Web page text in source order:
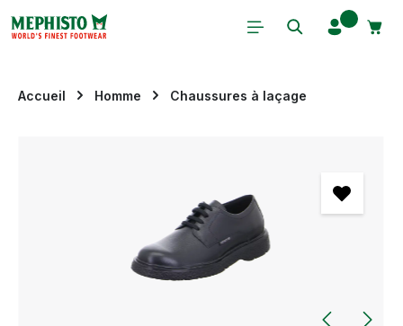
Passer au contenu principal
Accueil Homme Chaussures à laçage